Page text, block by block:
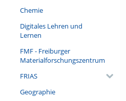
Chemie
Digitales Lehren und
Lernen
FMF - Freiburger
Materialforschungszentrum
FRIAS
Geographie